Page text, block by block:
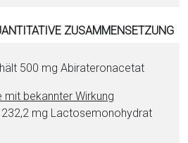
P
ZUSAMMENSETZUNG
500 mg Ab­ira­te­ron­ace­tat
bekannter Wirkung
mg Lac­to­semonohydrat